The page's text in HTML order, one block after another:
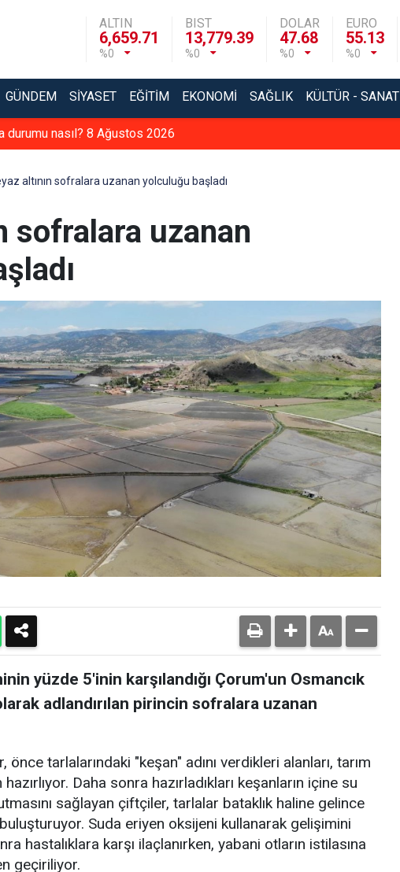
ALTIN
6,659.71
%0
BIST
13,779.39
%0
DOLAR
47.68
%0
EURO
55.13
%0
GÜNDEM SIYASET EĞITIM EKONOMI SAĞLIK KÜLTÜR - SANAT
durumu nasıl? 8 Ağustos 2026
altının sofralara uzanan yolculuğu başladı
sofralara uzanan
yüzde 5'inin karşılandığı Çorum'un Osmancık
adlandırılan pirincin sofralara uzanan
tarlalarındaki "keşan" adını verdikleri alanları, tarım
Daha sonra hazırladıkları keşanların içine su
sağlayan çiftçiler, tarlalar bataklık haline gelince
Suda eriyen oksijeni kullanarak gelişimini
hastalıklara karşı ilaçlanırken, yabani otların istilasına
geçiriliyor.